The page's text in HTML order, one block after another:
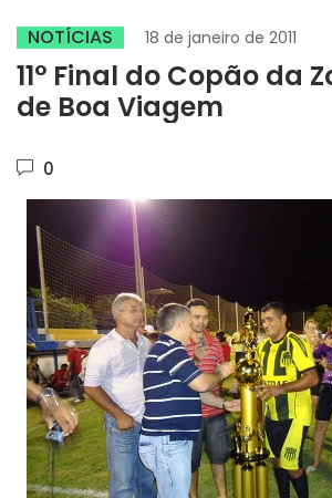
NOTÍCIAS 18 de janeiro de 2011
11° Final do Copão da
de Boa Viagem
0